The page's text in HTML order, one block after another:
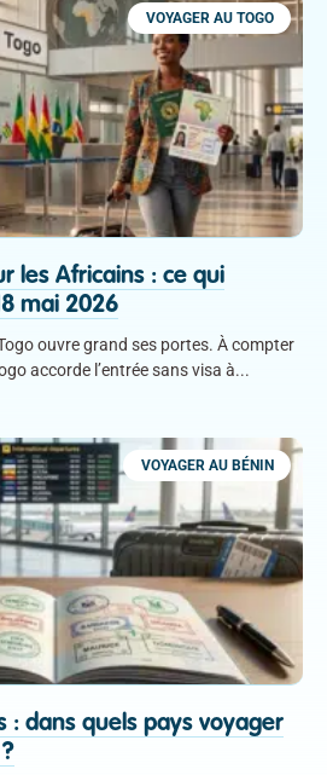
VOYAGER AU TOGO
les Africains : ce qui
mai 2026
ouvre grand ses portes. À compter
accorde l’entrée sans visa à
VOYAGER AU BÉNIN
: dans quels pays voyager